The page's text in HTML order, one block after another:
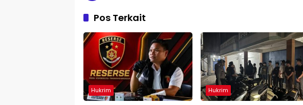
Pos Terkait
Hukrim Hukrim